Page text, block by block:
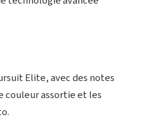
Elite, avec des notes
couleur assortie et les